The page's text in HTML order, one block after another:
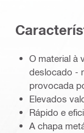
O material à
deslocado -
provocada
Elevados
Rápido e
A chapa